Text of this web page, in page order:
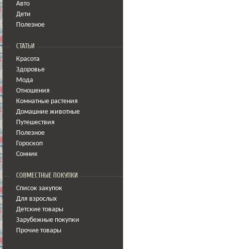
Авто
Дети
Полезное
СТАТЬИ
Красота
Здоровье
Мода
Отношения
Комнатные растения
Домашние животные
Путешествия
Полезное
Гороскоп
Сонник
СОВМЕСТНЫЕ ПОКУПКИ
Список закупок
Для взрослых
Детские товары
Зарубежные покупки
Прочие товары